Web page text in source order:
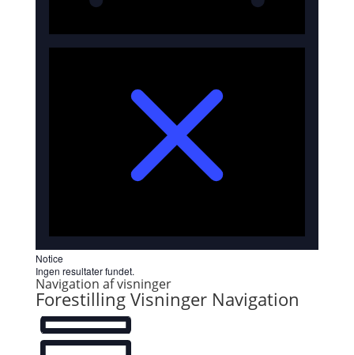
Notice
Ingen resultater fundet.
Navigation af visninger
Forestilling Visninger Navigation